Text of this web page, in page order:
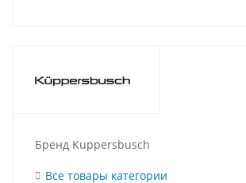
Бренд Kuppersbusch
Все товары категории